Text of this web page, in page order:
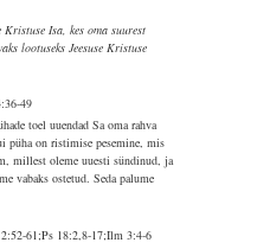
Isa, kes oma suurest
lootuseks Jeesuse Kristuse
49
toel uuendad Sa oma rahva
püha on ristimise pesemine, mis
millest oleme uuesti sündinud, ja
vabaks ostetud. Seda palume
61;Ps 18:2,8-17;Ilm 3:4-6